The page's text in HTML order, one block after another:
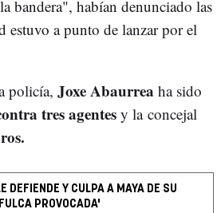
bandera", habían denunciado las
estuvo a punto de lanzar por el
policía, Joxe Abaurrea ha sido
tres agentesy la concejal
DEFIENDE Y CULPA A MAYA DE SU
PROVOCADA'